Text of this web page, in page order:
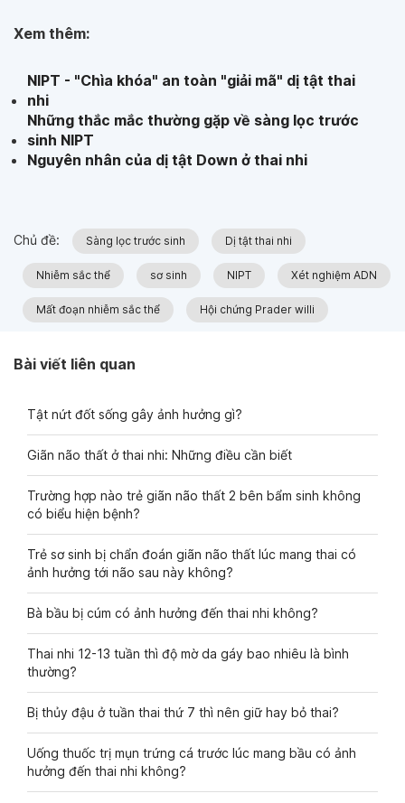
Xem thêm:
NIPT - "Chìa khóa" an toàn "giải mã" dị tật thai
nhi
Những thắc mắc thường gặp về sàng lọc trước
sinh NIPT
Nguyên nhân của dị tật Down ở thai nhi
Chủ đề: Sàng lọc trước sinh Dị tật thai nhi
Nhiễm sắc thể sơ sinh NIPT Xét nghiệm ADN
Mất đoạn nhiễm sắc thể Hội chứng Prader willi
Bài viết liên quan
Tật nứt đốt sống gây ảnh hưởng gì?
Giãn não thất ở thai nhi: Những điều cần biết
Trường hợp nào trẻ giãn não thất 2 bên bẩm sinh không
có biểu hiện bệnh?
Trẻ sơ sinh bị chẩn đoán giãn não thất lúc mang thai có
ảnh hưởng tới não sau này không?
Bà bầu bị cúm có ảnh hưởng đến thai nhi không?
Thai nhi 12-13 tuần thì độ mờ da gáy bao nhiêu là bình
thường?
Bị thủy đậu ở tuần thai thứ 7 thì nên giữ hay bỏ thai?
Uống thuốc trị mụn trứng cá trước lúc mang bầu có ảnh
hưởng đến thai nhi không?